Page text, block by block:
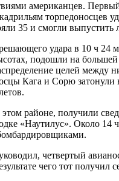
американцев.
торпедоносцев
35 и смогли
удара в 10 ч 24
подошли на
целей между
Кага и Сорю
районе, получили
«Наутилус». Около
четвертый
чего тот